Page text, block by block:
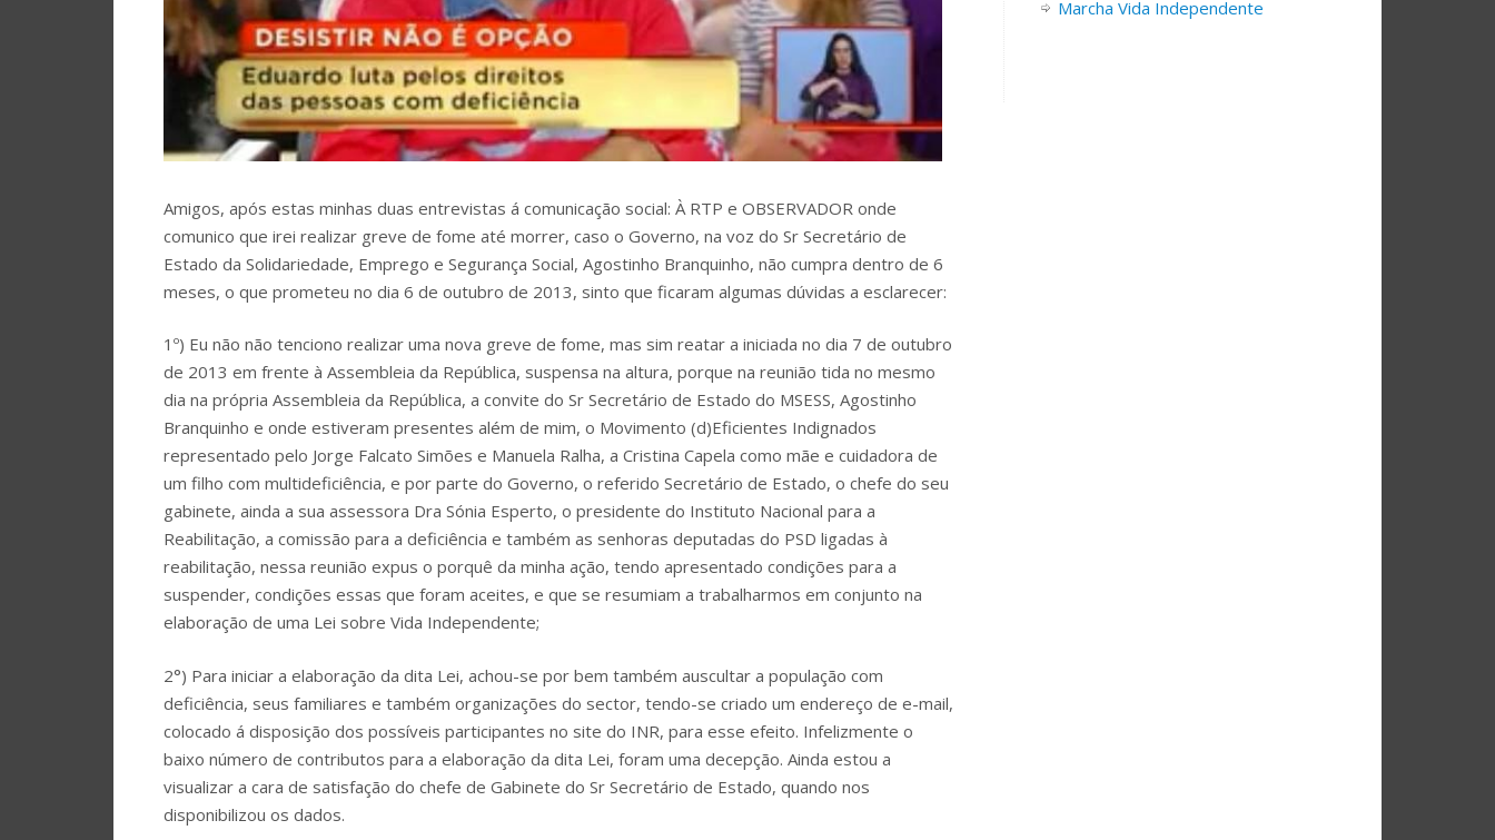
Amigos, após estas minhas duas entrevistas á comunicação social: À RTP e OBSERVADOR onde
comunico que irei realizar greve de fome até morrer, caso o Governo, na voz do Sr Secretário de
Estado da Solidariedade, Emprego e Segurança Social, Agostinho Branquinho, não cumpra dentro de 6
meses, o que prometeu no dia 6 de outubro de 2013, sinto que ficaram algumas dúvidas a esclarecer:
1º) Eu não não tenciono realizar uma nova greve de fome, mas sim reatar a iniciada no dia 7 de outubro
de 2013 em frente à Assembleia da República, suspensa na altura, porque na reunião tida no mesmo
dia na própria Assembleia da República, a convite do Sr Secretário de Estado do MSESS, Agostinho
Branquinho e onde estiveram presentes além de mim, o Movimento (d)Eficientes Indignados
representado pelo Jorge Falcato Simões e Manuela Ralha, a Cristina Capela como mãe e cuidadora de
um filho com multideficiência, e por parte do Governo, o referido Secretário de Estado, o chefe do seu
gabinete, ainda a sua assessora Dra Sónia Esperto, o presidente do Instituto Nacional para a
Reabilitação, a comissão para a deficiência e também as senhoras deputadas do PSD ligadas à
reabilitação, nessa reunião expus o porquê da minha ação, tendo apresentado condições para a
suspender, condições essas que foram aceites, e que se resumiam a trabalharmos em conjunto na
elaboração de uma Lei sobre Vida Independente;
2°) Para iniciar a elaboração da dita Lei, achou-se por bem também auscultar a população com
deficiência, seus familiares e também organizações do sector, tendo-se criado um endereço de e-mail,
colocado á disposição dos possíveis participantes no site do INR, para esse efeito. Infelizmente o
baixo número de contributos para a elaboração da dita Lei, foram uma decepção. Ainda estou a
visualizar a cara de satisfação do chefe de Gabinete do Sr Secretário de Estado, quando nos
disponibilizou os dados.
Marcha Vida Independente